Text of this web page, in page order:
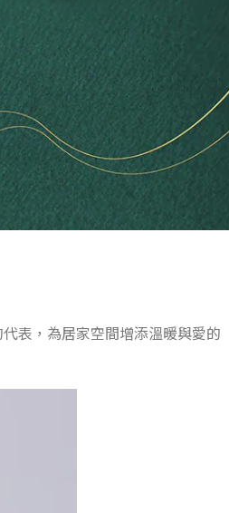
表，為居家空間增添溫暖與愛的